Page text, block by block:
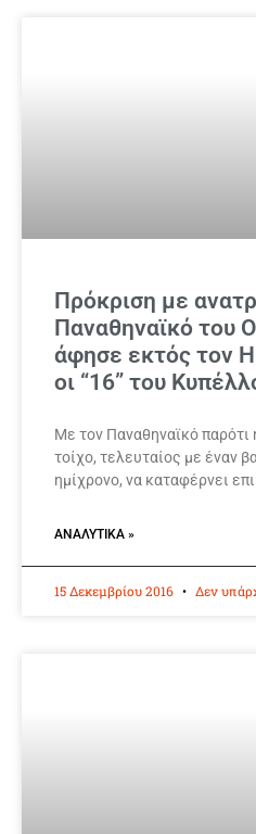
Πρόκριση με
Παναθηναϊκό του
άφησε εκτός τον
οι “16” του
Με τον Παναθηναϊκό παρότι
τοίχο, τελευταίος με έναν
ημίχρονο, να καταφέρνει
ΑΝΑΛΥΤΙΚΆ »
15 Δεκεμβρίου 2016 Δεν